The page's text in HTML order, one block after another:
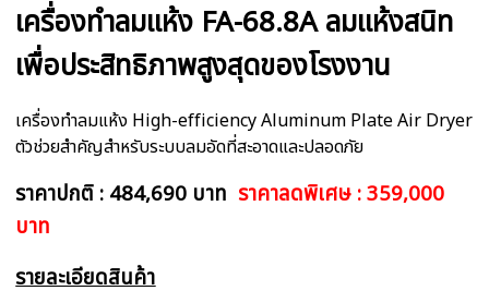
เครื่องทำลมแห้ง FA-68.8A ลมแห้งสนิท
เพื่อประสิทธิภาพสูงสุดของโรงงาน
เครื่องทำลมแห้ง High-efficiency Aluminum Plate Air Dryer
ตัวช่วยสำคัญสำหรับระบบลมอัดที่สะอาดและปลอดภัย
ราคาปกติ : 484,690 บาท ราคาลดพิเศษ : 359,000
บาท
รายละเอียดสินค้า